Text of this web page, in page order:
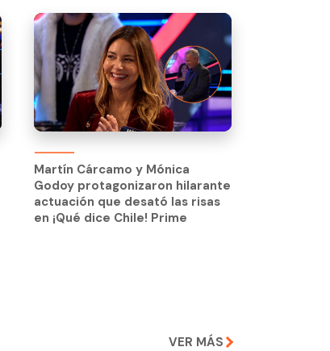
Godoy protagonizaron hilarante
actuación que desató las risas
en ¡Qué dice Chile! Prime
Martín Cárcamo y Mónica
Godoy protagonizaron hilarante
actuación que desató las risas
en ¡Qué dice Chile! Prime
VER MÁS